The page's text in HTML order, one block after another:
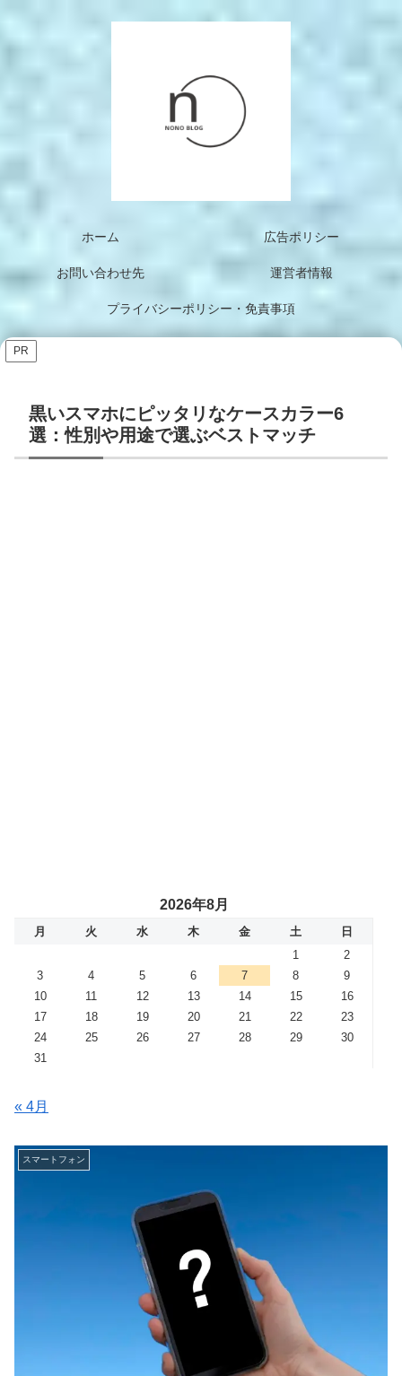
ホーム 広告ポリシー
お問い合わせ先 運営者情報
プライバシーポリシー・免責事項
PR
黒いスマホにピッタリなケースカラー6
選：性別や用途で選ぶベストマッチ
2026年8月
月 火 水 木 金 土
日
1
2
3
4 5 6 7 8
9
10
11 12 13 14 15
16
17
18 19 20 21 22
23
24
25 26 27 28 29
30
31
« 4月
スマートフォン